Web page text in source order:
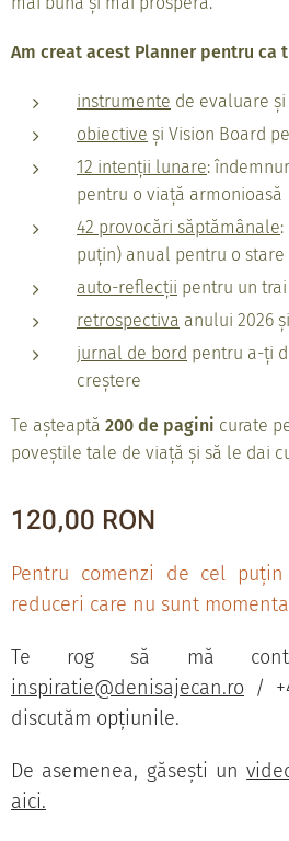
Am creat acest Planner pentru ca
instrumente de evaluare
obiective și Vision Board
12 intenții lunare:
pentru o viață armonioasă
42 provocări săptămânale
puțin) anual pentru o stare
auto-reflecții pentru un
retrospectiva anului 2026
jurnal de bord pentru a-ți
creștere
Te așteaptă 200 de pagini curate
poveștile tale de viață și să le dai
120,00 RON
Pentru comenzi de cel
reduceri care nu sunt
Te rog să mă
inspiratie@denisajecan.ro /
discutăm opțiunile.
De asemenea, găsești un
aici.